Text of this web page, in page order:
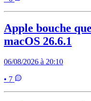
Apple bouche
macOS 26.6.1
06/08/2026 à 20:10
• 7